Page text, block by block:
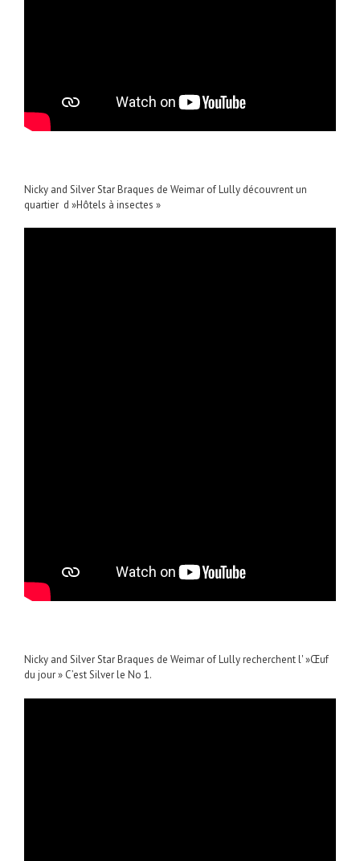
Nicky and Silver Star Braques de Weimar of Lully découvrent un
quartier d »Hôtels à insectes »
Nicky and Silver Star Braques de Weimar of Lully recherchent l' »Œuf
du jour » C’est Silver le No 1.